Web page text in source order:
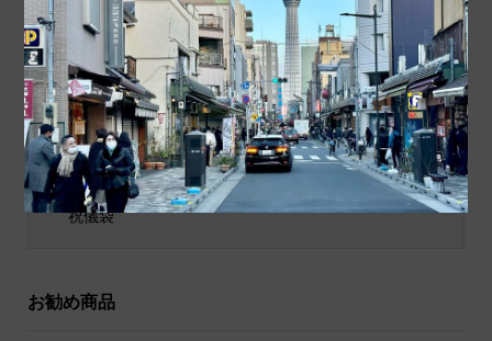
商品ジャンル
ポチ袋
和小物
祝儀袋
お勧め商品